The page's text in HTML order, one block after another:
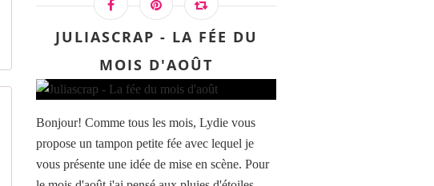
JULIASCRAP - LA FÉE DU
MOIS D'AOÛT
Bonjour! Comme tous les mois, Lydie vous
propose un tampon petite fée avec lequel je
vous présente une idée de mise en scène. Pour